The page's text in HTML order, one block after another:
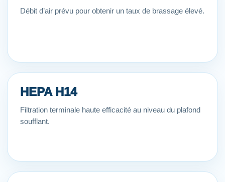
Débit d’air prévu pour obtenir un taux de brassage élevé.
HEPA H14
Filtration terminale haute efficacité au niveau du plafond
soufflant.